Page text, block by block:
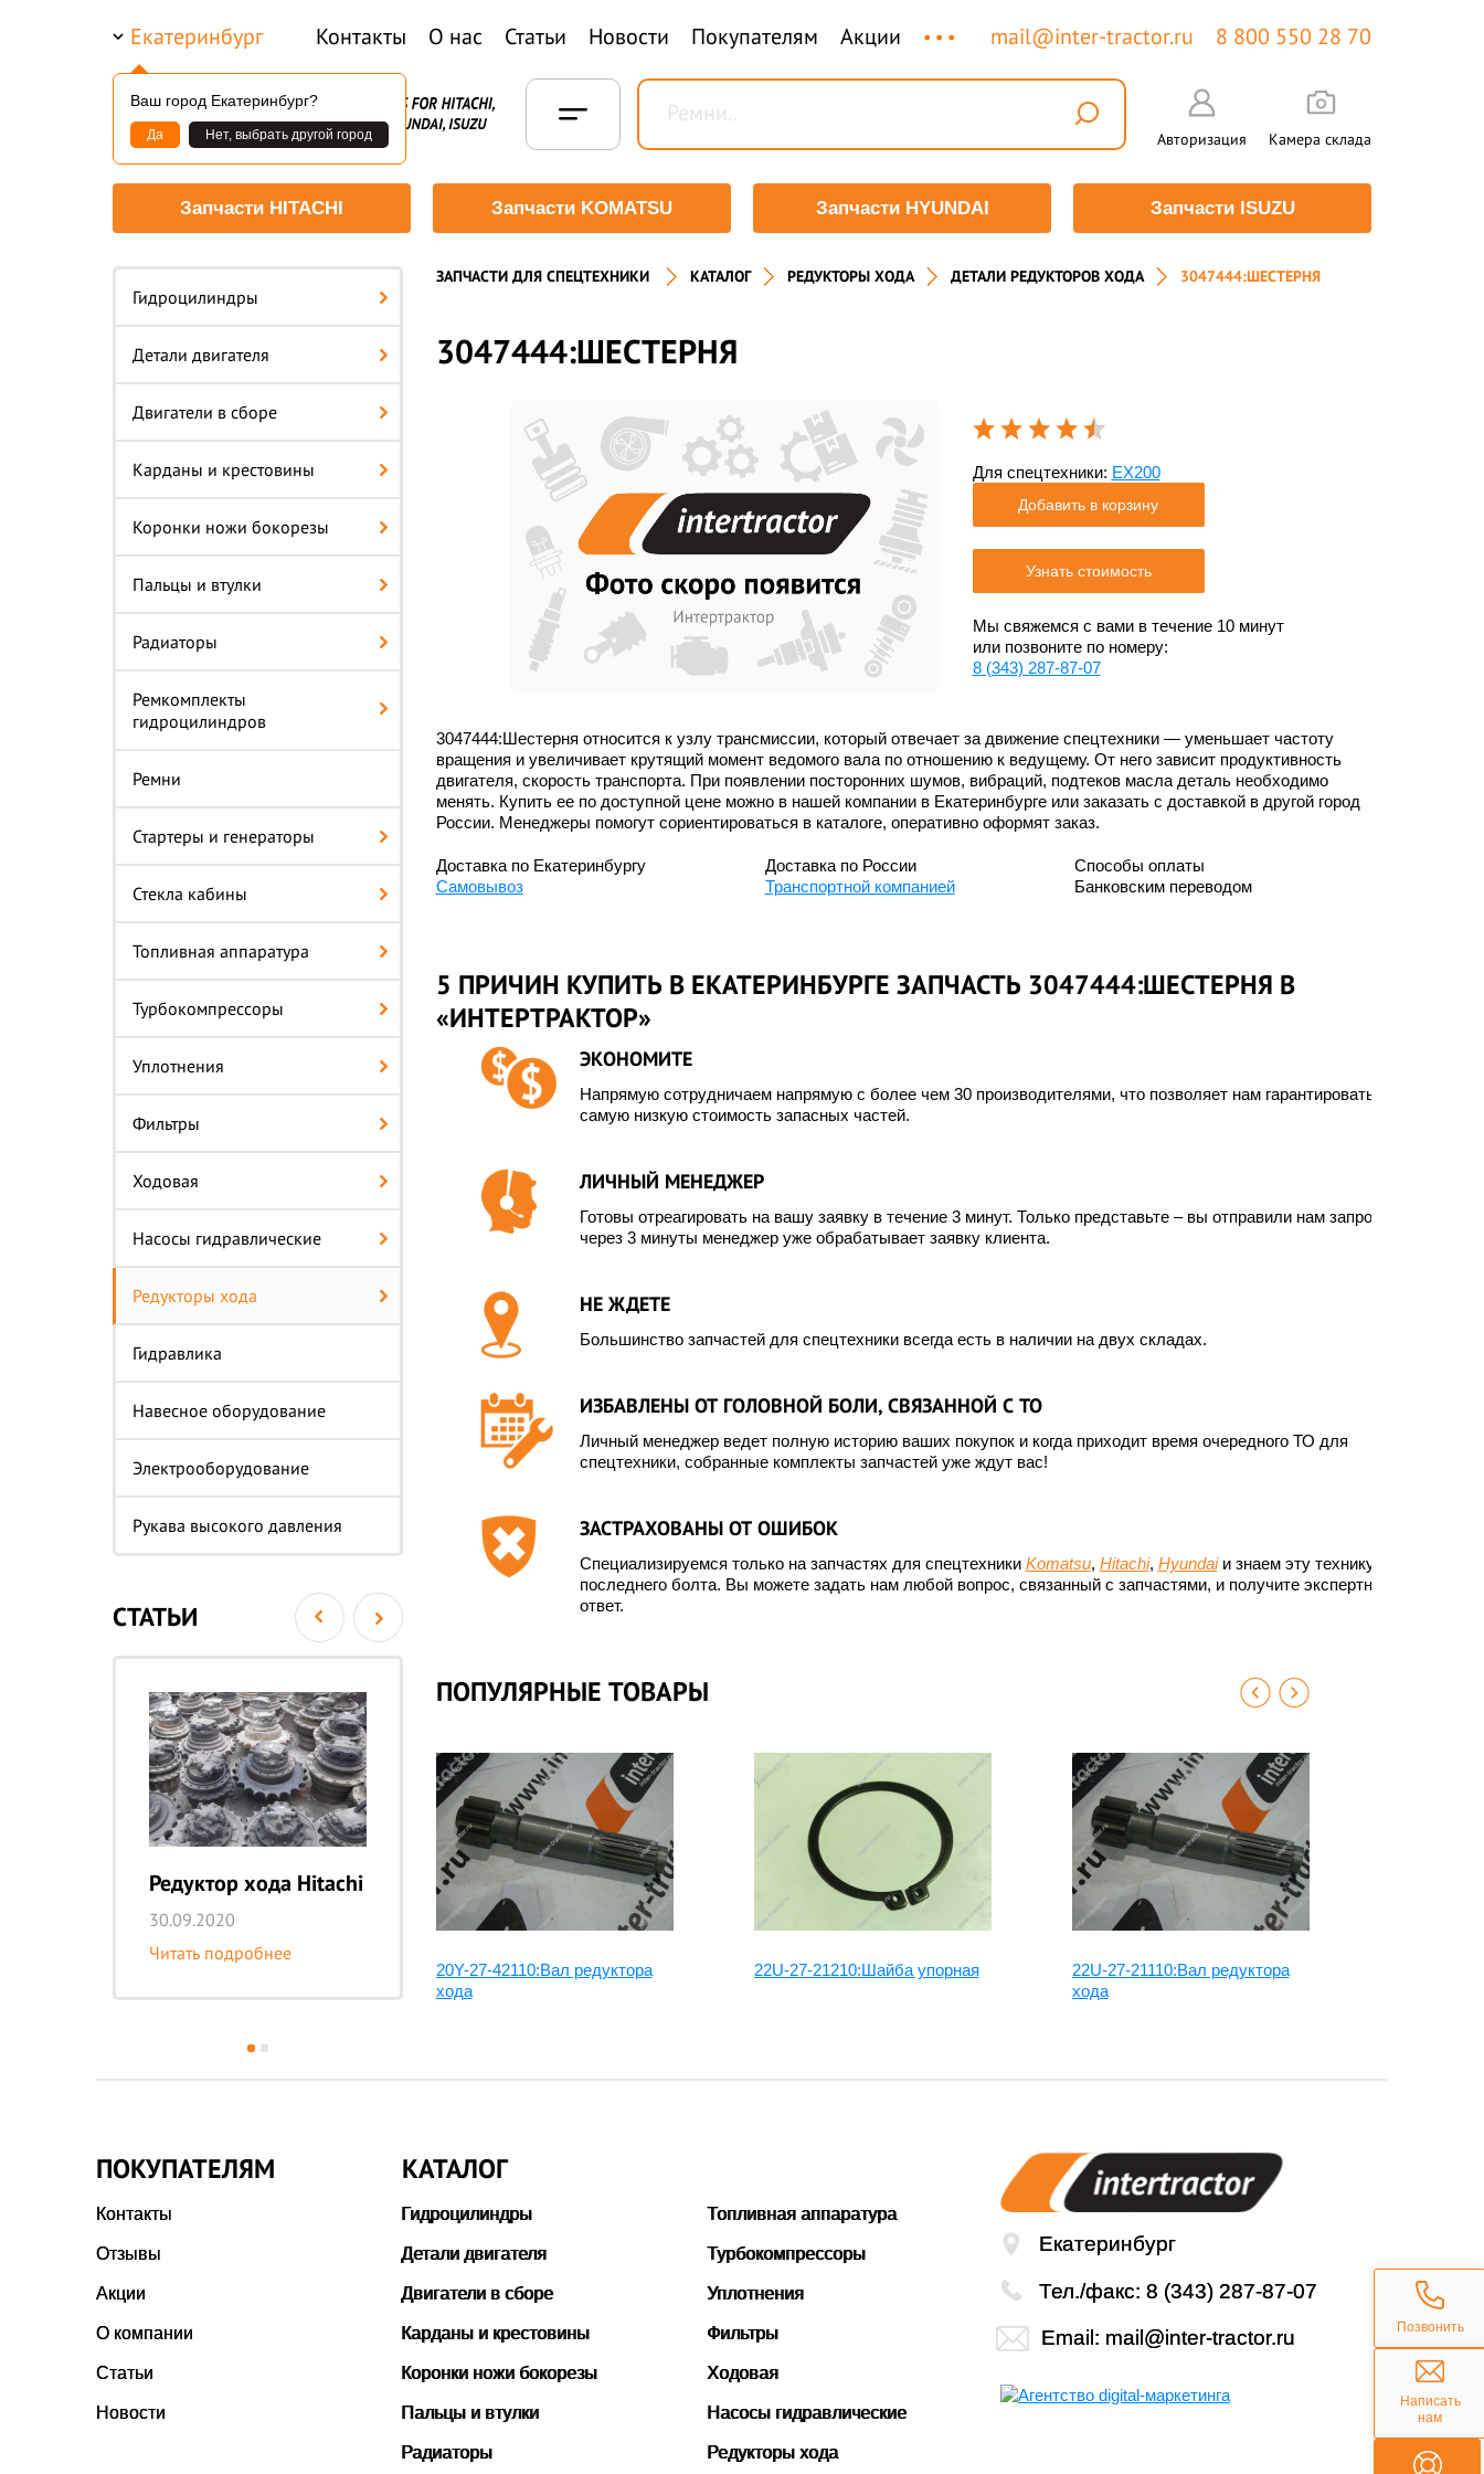
Екатеринбург
Ваш город Екатеринбург?
Да Нет, выбрать другой город
Контакты О нас Статьи Новости Покупателям Акции ... mail@inter-tractor.ru 8 800 550 28 70
Авторизация Камера склада
Запчасти HITACHI Запчасти KOMATSU Запчасти HYUNDAI Запчасти ISUZU
Гидроцилиндры
Детали двигателя
Двигатели в сборе
Карданы и крестовины
Коронки ножи бокорезы
Пальцы и втулки
Радиаторы
Ремкомплекты
гидроцилиндров
Ремни
Стартеры и генераторы
Стекла кабины
Топливная аппаратура
Турбокомпрессоры
Уплотнения
Фильтры
Ходовая
Насосы гидравлические
Редукторы хода
Гидравлика
Навесное оборудование
Электрооборудование
Рукава высокого давления
СТАТЬИ
Редуктор хода Hitachi
30.09.2020
Читать подробнее
Редуктор хода
Komatsu
Читать подробнее
Редуктор хода Hitachi
30.09.2020
ЗАПЧАСТИ ДЛЯ СПЕЦТЕХНИКИ КАТАЛОГ РЕДУКТОРЫ ХОДА ДЕТАЛИ РЕДУКТОРОВ ХОДА 3047444:ШЕСТЕРНЯ
3047444:ШЕСТЕРНЯ
Для спецтехники: EX200
Добавить в корзину
Узнать стоимость
Мы свяжемся с вами в течение 10 минут
или позвоните по номеру:
8 (343) 287-87-07
3047444:Шестерня относится к узлу трансмиссии, который отвечает за движение спецтехники — уменьшает частоту
вращения и увеличивает крутящий момент ведомого вала по отношению к ведущему. От него зависит продуктивность
двигателя, скорость транспорта. При появлении посторонних шумов, вибраций, подтеков масла деталь необходимо
менять. Купить ее по доступной цене можно в нашей компании в Екатеринбурге или заказать с доставкой в другой город
России. Менеджеры помогут сориентироваться в каталоге, оперативно оформят заказ.
Доставка по Екатеринбургу
Самовывоз
Доставка по России
Транспортной компанией
Способы оплаты
Банковским переводом
5 ПРИЧИН КУПИТЬ В ЕКАТЕРИНБУРГЕ ЗАПЧАСТЬ 3047444:ШЕСТЕРНЯ В
«ИНТЕРТРАКТОР»
ЭКОНОМИТЕ
Напрямую сотрудничаем напрямую с более чем 30 производителями, что позволяет нам гарантировать
самую низкую стоимость запасных частей.
ЛИЧНЫЙ МЕНЕДЖЕР
Готовы отреагировать на вашу заявку в течение 3 минут. Только представьте – вы отправили нам запрос, а
через 3 минуты менеджер уже обрабатывает заявку клиента.
НЕ ЖДЕТЕ
Большинство запчастей для спецтехники всегда есть в наличии на двух складах.
ИЗБАВЛЕНЫ ОТ ГОЛОВНОЙ БОЛИ, СВЯЗАННОЙ С ТО
Личный менеджер ведет полную историю ваших покупок и когда приходит время очередного ТО для
спецтехники, собранные комплекты запчастей уже ждут вас!
ЗАСТРАХОВАНЫ ОТ ОШИБОК
Специализируемся только на запчастях для спецтехники Komatsu, Hitachi, Hyundaiи знаем эту технику до
последнего болта. Вы можете задать нам любой вопрос, связанный с запчастями, и получите экспертный
ответ.
ПОПУЛЯРНЫЕ ТОВАРЫ
207-27-71352:Вал редуктора
20Y-27-42110:Вал редуктора
хода
22U-27-21210:Шайба упорная
22U-27-21110:Вал редуктора
хода
ПОКУПАТЕЛЯМ
Контакты
Отзывы
Акции
О компании
Статьи
Новости
КАТАЛОГ
Гидроцилиндры
Детали двигателя
Двигатели в сборе
Карданы и крестовины
Коронки ножи бокорезы
Пальцы и втулки
Радиаторы
Топливная аппаратура
Турбокомпрессоры
Уплотнения
Фильтры
Ходовая
Насосы гидравлические
Редукторы хода
Екатеринбург
Тел./факс: 8 (343) 287-87-07
Email: mail@inter-tractor.ru Позвонить
Написать
нам